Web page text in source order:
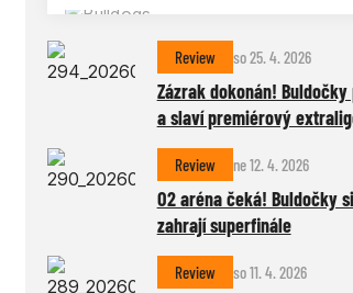
Review so 25. 4. 2026
Zázrak dokonán!
a slaví premiérový
Review ne 12. 4. 2026
O2 aréna čeká! Buldočky
zahrají superfinále
Review so 11. 4. 2026